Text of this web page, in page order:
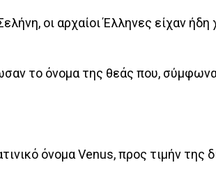
οι αρχαίοι Έλληνες είχαν ήδη
το όνομα της θεάς που,
όνομα Venus, προς τιμήν της